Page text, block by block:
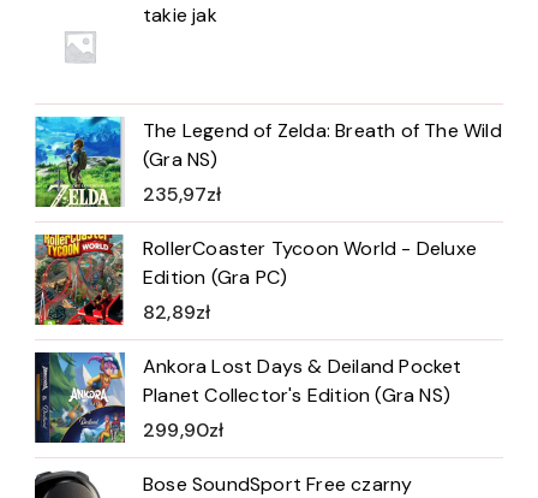
takie jak
The Legend of Zelda: Breath of The Wild
(Gra NS)
235,97zł
RollerCoaster Tycoon World - Deluxe
Edition (Gra PC)
82,89zł
Ankora Lost Days & Deiland Pocket
Planet Collector's Edition (Gra NS)
299,90zł
Bose SoundSport Free czarny